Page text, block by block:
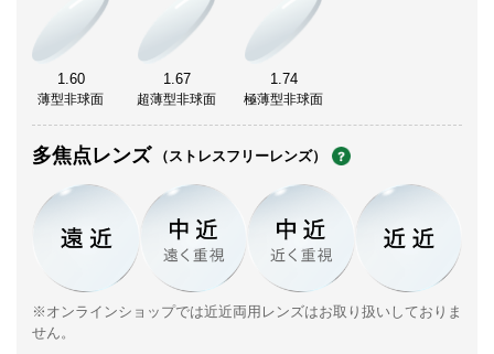
1.60
薄型非球面
1.67
超薄型非球面
1.74
極薄型非球面
多焦点レンズ （ストレスフリーレンズ）
※オンラインショップでは近近両用レンズはお取り扱いしておりま
せん。